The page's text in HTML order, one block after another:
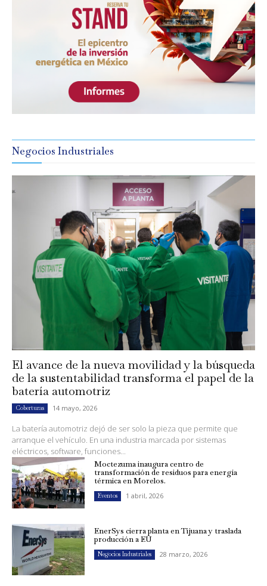
Negocios Industriales
El avance de la nueva movilidad y la búsqueda
de la sustentabilidad transforma el papel de la
batería automotriz
Coberturas 14 mayo, 2026
La batería automotriz dejó de ser solo la pieza que permite que
arranque el vehículo. En una industria marcada por sistemas
eléctricos, software, funciones...
Moctezuma inaugura centro de
transformación de residuos para energía
térmica en Morelos.
Eventos 1 abril, 2026
EnerSys cierra planta en Tijuana y traslada
producción a EU
Negocios Industriales 28 marzo, 2026